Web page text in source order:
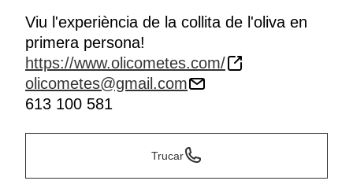
Viu l'experiència de la collita de l'oliva en
primera persona!
https://www.olicometes.com/
olicometes@gmail.com
613 100 581
Trucar